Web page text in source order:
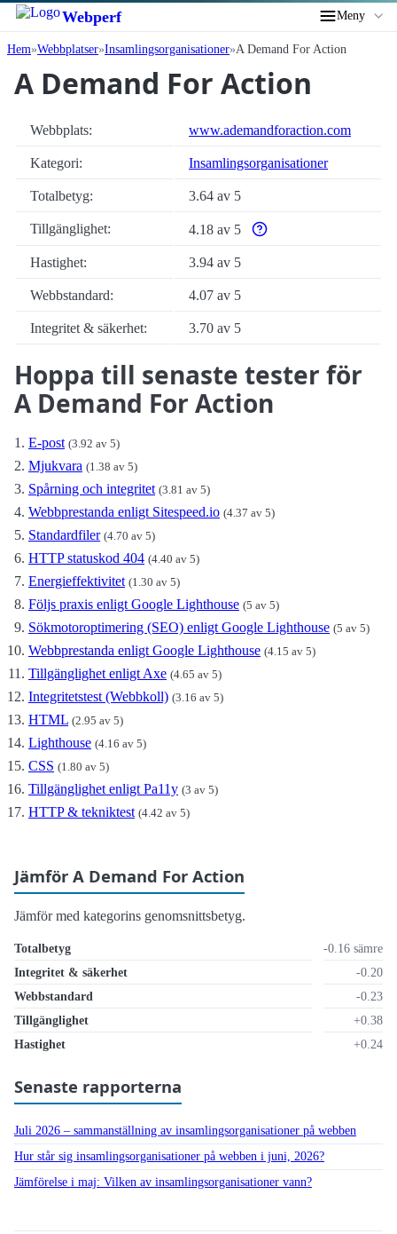
Webperf Meny
Hem Webbplatser Insamlings­organisationer A Demand For Action
A Demand For Action
Webbplats: www.ademandforaction.com
Kategori: Insamlings­organisationer
Totalbetyg: 3.64 av 5
Tillgänglighet: 4.18 av 5
Varför enbart
Hastighet:
3.94 av 5
Webbstandard: 4.07 av 5
Integritet & säkerhet: 3.70 av 5
Hoppa till senaste tester för
A Demand For Action
E-post (3.92 av 5)
Mjukvara (1.38 av 5)
Spårning och integritet (3.81 av 5)
Webbprestanda enligt Sitespeed.io (4.37 av 5)
Standardfiler (4.70 av 5)
HTTP statuskod 404 (4.40 av 5)
Energieffektivitet (1.30 av 5)
Följs praxis enligt Google Lighthouse (5 av 5)
Sökmotoroptimering (SEO) enligt Google Lighthouse (5 av 5)
Webbprestanda enligt Google Lighthouse (4.15 av 5)
Tillgänglighet enligt Axe (4.65 av 5)
Integritetstest (Webbkoll) (3.16 av 5)
HTML (2.95 av 5)
Lighthouse (4.16 av 5)
CSS (1.80 av 5)
Tillgänglighet enligt Pa11y (3 av 5)
HTTP & tekniktest (4.42 av 5)
Jämför A Demand For Action
Jämför med kategorins genomsnittsbetyg.
Totalbetyg
-0.16 sämre
Integritet & säkerhet
-0.20
Webbstandard
-0.23
Tillgänglighet
+0.38
Hastighet
+0.24
Senaste rapporterna
Juli 2026 – sammanställning av insamlings­organisationer på webben
Hur står sig insamlings­organisationer på webben i juni, 2026?
Jämförelse i maj: Vilken av insamlings­organisationer vann?